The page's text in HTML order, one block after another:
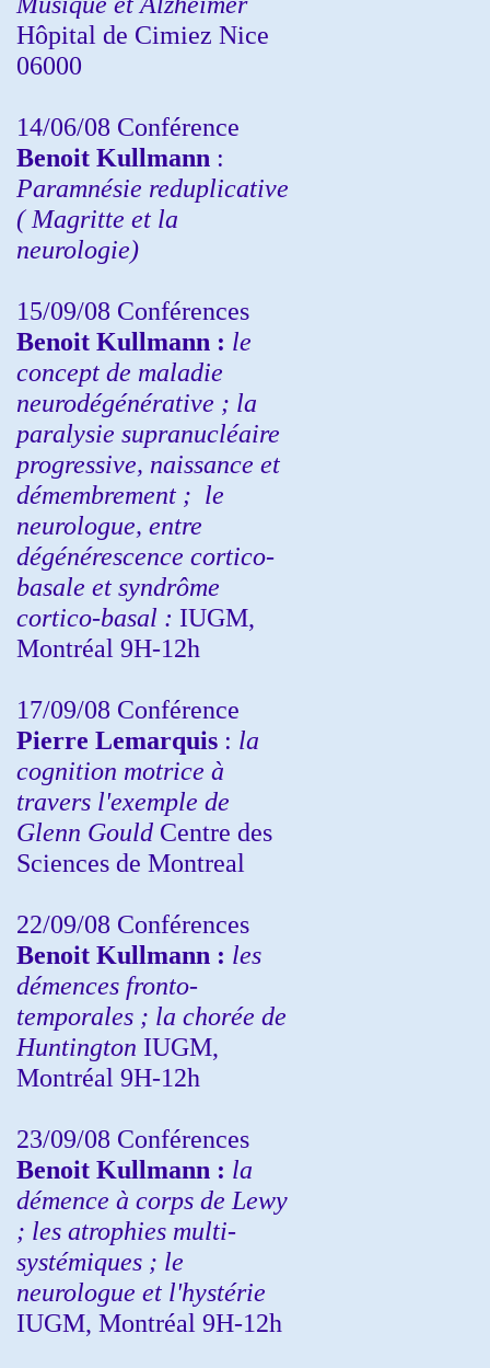
Hôpital de Cimiez Nice
06000
14/06/08 Conférence
Benoit Kullmann :
Paramnésie reduplicative
( Magritte et la
neurologie)
15/09/08 Conférences
Benoit Kullmann : le
concept de maladie
neurodégénérative ; la
paralysie supranucléaire
progressive, naissance et
démembrement ; le
neurologue, entre
dégénérescence cortico-
basale et syndrôme
cortico-basal : IUGM,
Montréal 9H-12h
17/09/08 Conférence
Pierre Lemarquis : la
cognition motrice à
travers l'exemple de
Glenn Gould Centre des
Sciences de Montreal
22/09/08 Conférences
Benoit Kullmann : les
démences fronto-
temporales ; la chorée de
Huntington IUGM,
Montréal 9H-12h
23/09/08 Conférences
Benoit Kullmann : la
démence à corps de Lewy
; les atrophies multi-
systémiques ; le
neurologue et l'hystérie
IUGM, Montréal 9H-12h